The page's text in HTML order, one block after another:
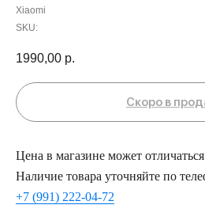
Xiaomi
SKU:
1990,00 р.
Цена в магазине может
Наличие товара уточняйте по
+7 (991) 222-04-72